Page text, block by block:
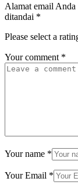
Alamat email
ditandai *
Please select a
Your comment *
Your name *
Your Email *